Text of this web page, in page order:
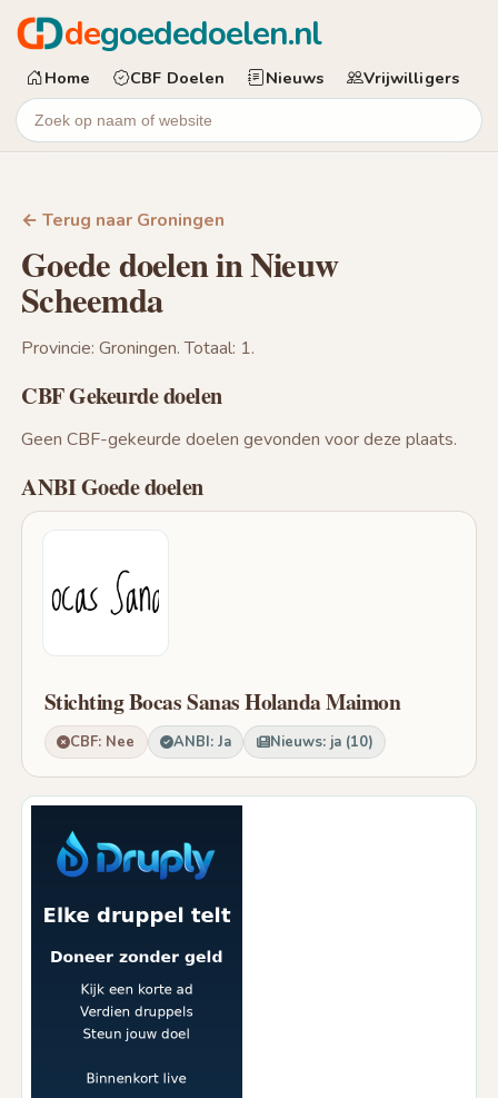
degoededoelen.nl
Home CBF Doelen Nieuws Vrijwilligers
← Terug naar Groningen
Goede doelen in Nieuw
Scheemda
Provincie: Groningen. Totaal: 1.
CBF Gekeurde doelen
Geen CBF-gekeurde doelen gevonden voor deze plaats.
ANBI Goede doelen
Stichting Bocas Sanas Holanda Maimon
CBF: Nee ANBI: Ja Nieuws: ja (10)